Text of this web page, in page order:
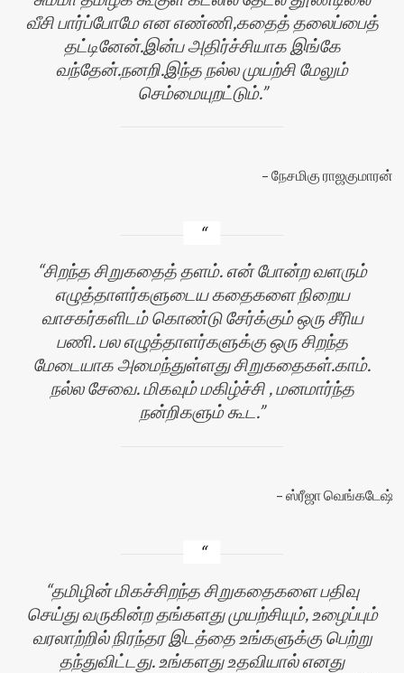
வீசி பார்ப்போமே என எண்ணி,கதைத் தலைப்பைத்
தட்டினேன்.இன்ப அதிர்ச்சியாக இங்கே
வந்தேன்.நனறி.இந்த நல்ல முயற்சி மேலும்
செம்மையுறட்டும்.
நேசமிகு ராஜகுமாரன்
சிறந்த சிறுகதைத் தளம். என் போன்ற வளரும்
எழுத்தாளர்களுடைய கதைகளை நிறைய
வாசகர்களிடம் கொண்டு சேர்க்கும் ஒரு சீரிய
பணி. பல எழுத்தாளர்களுக்கு ஒரு சிறந்த
மேடையாக அமைந்துள்ளது சிறுகதைகள்.காம்.
நல்ல சேவை. மிகவும் மகிழ்ச்சி , மனமார்ந்த
நன்றிகளும் கூட.
ஸ்ரீஜா வெங்கடேஷ்
தமிழின் மிகச்சிறந்த சிறுகதைகளை பதிவு
செய்து வருகின்ற தங்களது முயற்சியும், உழைப்பும்
வரலாற்றில் நிரந்தர இடத்தை உங்களுக்கு பெற்று
தந்துவிட்டது. உங்களது உதவியால் எனது